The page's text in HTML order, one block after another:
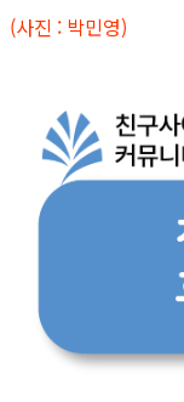
(사진 : 박민영)